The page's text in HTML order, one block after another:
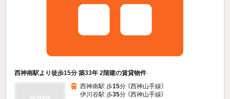
西神南駅より徒歩15分 築33年 2階建の賃貸物件
西神南駅 歩15分 （西神山手線）
伊川谷駅 歩35分 （西神山手線）